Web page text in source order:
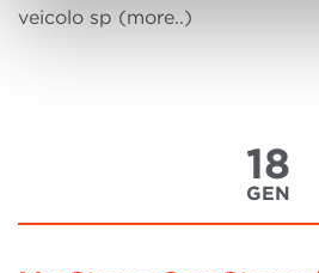
veicolo sp (more..)
18
GEN